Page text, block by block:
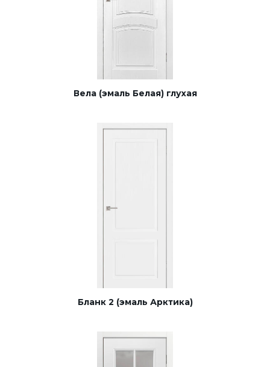
Вела (эмаль Белая) глухая
Бланк 2 (эмаль Арктика)